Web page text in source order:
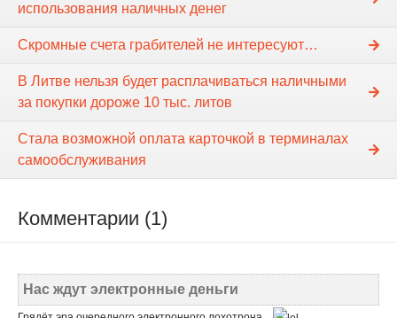
использования наличных денег
Скромные счета грабителей не интересуют…
В Литве нельзя будет расплачиваться наличными
за покупки дороже 10 тыс. литов
Стала возможной оплата карточкой в терминалах
самообслуживания
Комментарии (1)
Нас ждут электронные деньги